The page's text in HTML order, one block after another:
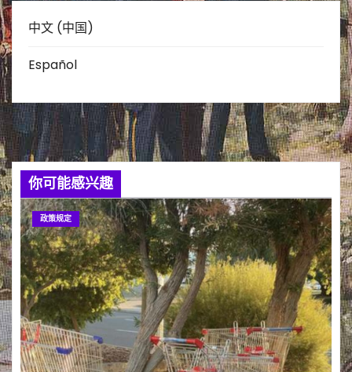
中文 (中国)
Español
你可能感兴趣
政策规定